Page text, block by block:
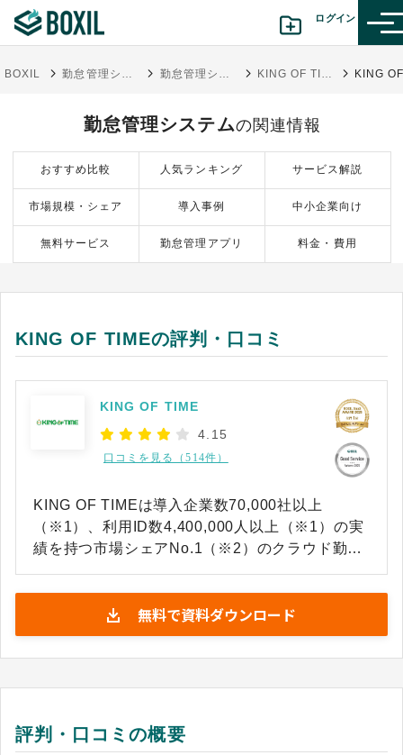
ログイン
診断から探す(β版)
記事から探す
BOXILの使い方ガイド 情報掲載をご希望の方へ
BOXIL 勤怠管理システムおすすめ17選 - 一覧比較表で費用・機能 | 選び方【シェアランキング】 勤怠管理システム KING OF TIME
勤怠管理システムの関連情報
おすすめ比較 人気ランキング サービス解説
市場規模・シェア 導入事例 中小企業向け
無料サービス 勤怠管理アプリ 料金・費用
KING OF TIMEの評判・口コミ
KING OF TIME
4.15
口コミを見る（514件）
KING OF TIMEは導入企業数70,000社以上
（※1）、利用ID数4,400,000人以上（※1）の実
績を持つ市場シェアNo.1（※2）のクラウド勤怠
PC・スマートフォン（ブラウザ・アプリ）、IC
カード、指紋、顔認証、入退室連携など様々な手
段から選択でき、休暇の取得、残業の申請承認な
ど、従業員と管理者間でのやりとりもオンライン
に異なる就業ルールにも柔軟な設定で対応可能で
す。 ※1 出典：KING OF TIME公式HP（2026年
無料で資料ダウンロード
評判・口コミの概要